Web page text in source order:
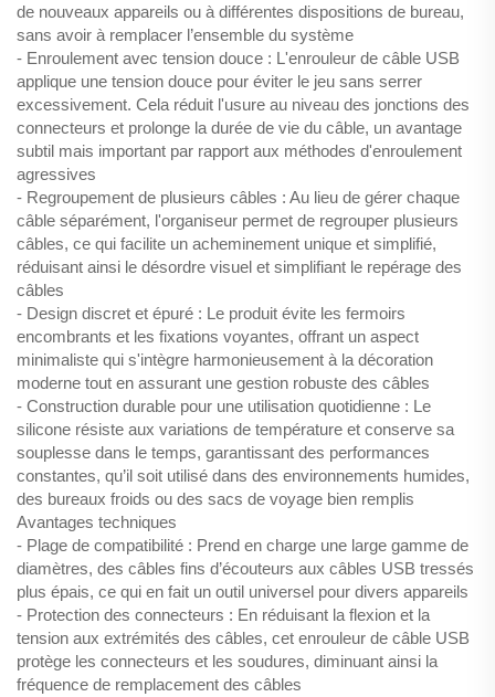
de nouveaux appareils ou à différentes dispositions de bureau,
sans avoir à remplacer l’ensemble du système
- Enroulement avec tension douce : L'enrouleur de câble USB
applique une tension douce pour éviter le jeu sans serrer
excessivement. Cela réduit l'usure au niveau des jonctions des
connecteurs et prolonge la durée de vie du câble, un avantage
subtil mais important par rapport aux méthodes d'enroulement
agressives
- Regroupement de plusieurs câbles : Au lieu de gérer chaque
câble séparément, l'organiseur permet de regrouper plusieurs
câbles, ce qui facilite un acheminement unique et simplifié,
réduisant ainsi le désordre visuel et simplifiant le repérage des
câbles
- Design discret et épuré : Le produit évite les fermoirs
encombrants et les fixations voyantes, offrant un aspect
minimaliste qui s'intègre harmonieusement à la décoration
moderne tout en assurant une gestion robuste des câbles
- Construction durable pour une utilisation quotidienne : Le
silicone résiste aux variations de température et conserve sa
souplesse dans le temps, garantissant des performances
constantes, qu’il soit utilisé dans des environnements humides,
des bureaux froids ou des sacs de voyage bien remplis
Avantages techniques
- Plage de compatibilité : Prend en charge une large gamme de
diamètres, des câbles fins d’écouteurs aux câbles USB tressés
plus épais, ce qui en fait un outil universel pour divers appareils
- Protection des connecteurs : En réduisant la flexion et la
tension aux extrémités des câbles, cet enrouleur de câble USB
protège les connecteurs et les soudures, diminuant ainsi la
fréquence de remplacement des câbles